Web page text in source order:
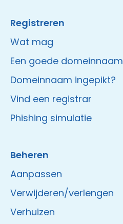
Registreren
Wat mag
Een goede domeinnaam
Domeinnaam ingepikt?
Vind een registrar
Phishing simulatie
Beheren
Aanpassen
Verwijderen/verlengen
Verhuizen